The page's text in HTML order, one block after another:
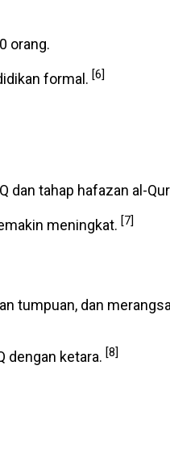
orang.
formal. [6]
dan tahap hafazan al-
meningkat. [7]
tumpuan, dan
dengan ketara. [8]